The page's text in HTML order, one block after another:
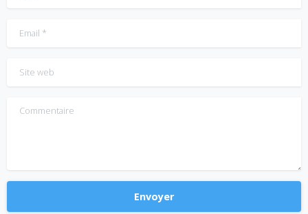
Email*
Site web
Commentaire